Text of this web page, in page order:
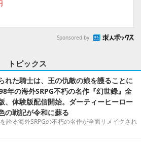
Sponsored by
トピックス
れた騎士は、王の仇敵の娘を護ることに
年の海外SRPG不朽の名作『幻世録』全
、体験版配信開始。ダーティーヒーロー
の戦記が令和に蘇る
誇る海外SRPGの不朽の名作が全面リメイクされ